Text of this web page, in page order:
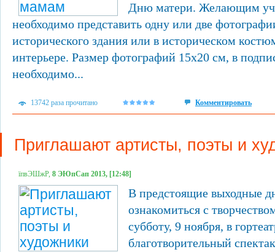
Дню матери. Желающим
необходимо представить одну или две
исторического здания или в историческом
интерьере. Размер фотографий 15х20 см, в
необходимо...
13742 раза прочитано Комментировать
Приглашают артисты, поэты и
їпвЭШжР, 8 ЭЮпСап 2013, [12:48]
В предстоящие выходные
ознакомиться с
субботу, 9 ноября, в
благотворительный